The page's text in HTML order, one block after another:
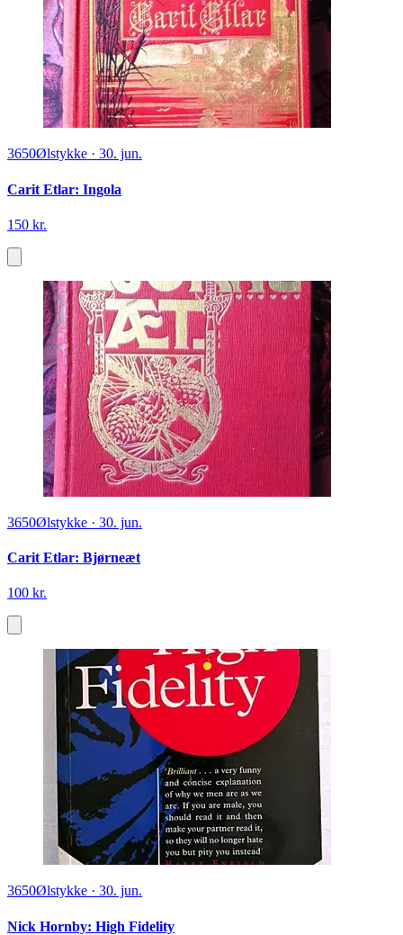
3650Ølstykke · 30. jun.
Carit Etlar: Ingola
150 kr.
3650Ølstykke · 30. jun.
Carit Etlar: Bjørneæt
100 kr.
3650Ølstykke · 30. jun.
Nick Hornby: High Fidelity